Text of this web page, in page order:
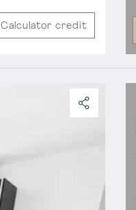
Calculator credit